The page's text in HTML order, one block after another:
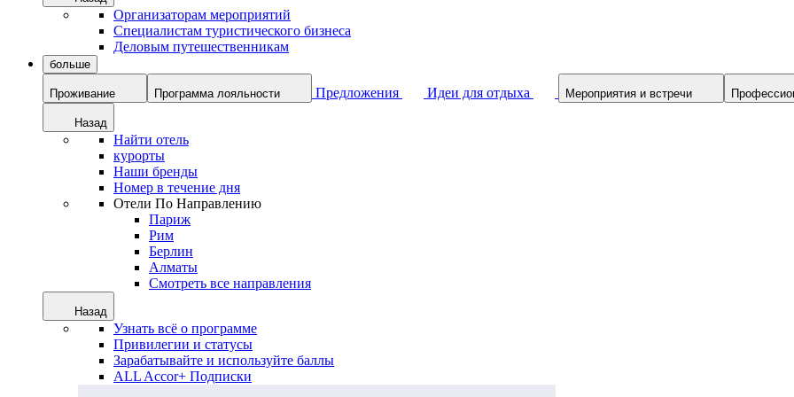
Организаторам мероприятий
Специалистам туристического бизнеса
Деловым путешественникам
больше
Проживание Программа лояльности Предложения Идеи для отдыха Мероприятия и встречи
Назад
Найти отель
курорты
Наши бренды
Номер в течение дня
Отели По Направлению
Париж
Рим
Берлин
Алматы
Смотреть все направления
Назад
Узнать всё о программе
Привилегии и статусы
Зарабатывайте и используйте баллы
ALL Accor+ Подписки